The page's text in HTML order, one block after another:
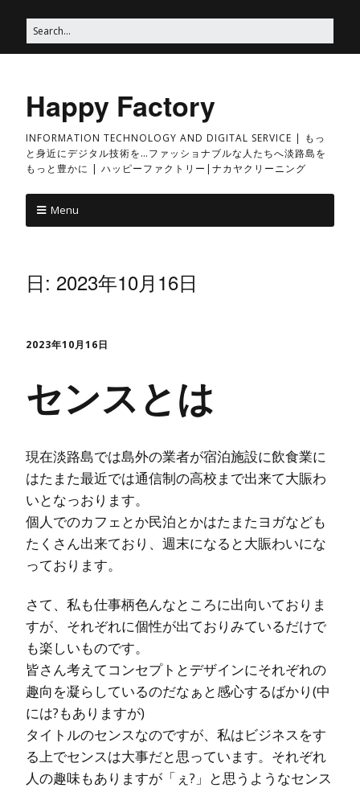
Happy Factory
INFORMATION TECHNOLOGY AND DIGITAL SERVICE | もっ
と身近にデジタル技術を…ファッショナブルな人たちへ淡路島を
もっと豊かに | ハッピーファクトリー|ナカヤクリーニング
Menu
日: 2023年10月16日
2023年10月16日
センスとは
現在淡路島では島外の業者が宿泊施設に飲食業に
はたまた最近では通信制の高校まで出来て大賑わ
いとなっおります。
個人でのカフェとか民泊とかはたまたヨガなども
たくさん出来ており、週末になると大賑わいにな
っております。
さて、私も仕事柄色んなところに出向いておりま
すが、それぞれに個性が出ておりみているだけで
も楽しいものです。
皆さん考えてコンセプトとデザインにそれぞれの
趣向を凝らしているのだなぁと感心するばかり(中
には?もありますが)
タイトルのセンスなのですが、私はビジネスをす
る上でセンスは大事だと思っています。それぞれ
人の趣味もありますが「ぇ?」と思うようなセンス